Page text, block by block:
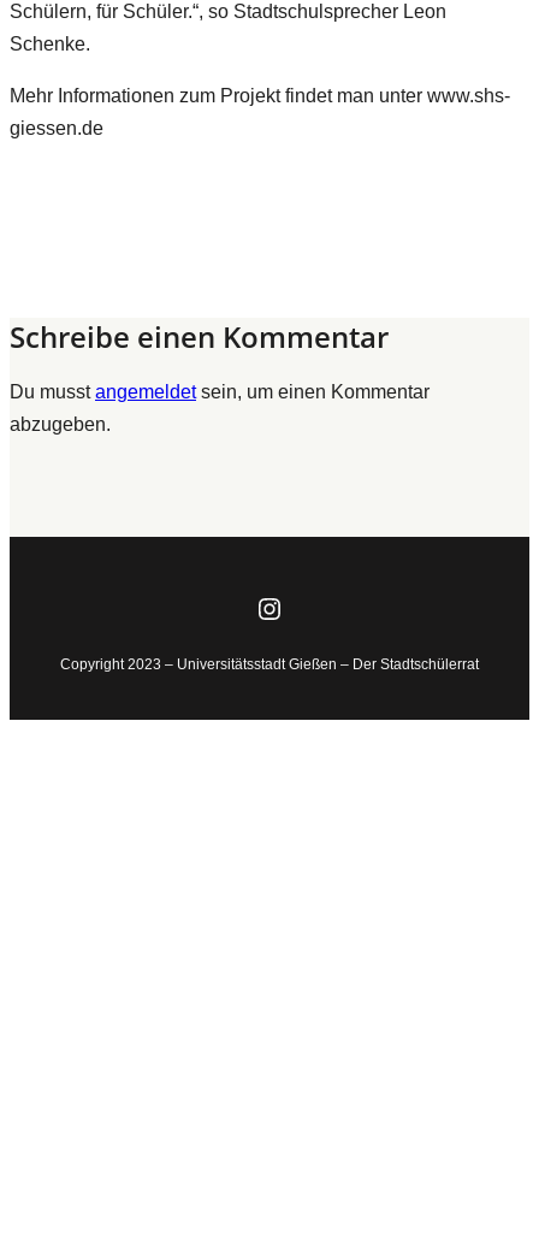
Schülern, für Schüler.“, so Stadtschulsprecher Leon
Schenke.
Mehr Informationen zum Projekt findet man unter www.shs-
giessen.de
Schreibe einen Kommentar
Du musstangemeldetsein, um einen Kommentar
abzugeben.
Instagram
Copyright 2023 – Universitätsstadt Gießen – Der Stadtschülerrat